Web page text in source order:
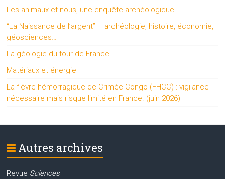
Les animaux et nous, une enquête archéologique
“La Naissance de l’argent” – archéologie, histoire, économie,
géosciences…
La géologie du tour de France
Matériaux et énergie
La fièvre hémorragique de Crimée Congo (FHCC) : vigilance
nécessaire mais risque limité en France. (juin 2026)
Autres archives
Revue Sciences